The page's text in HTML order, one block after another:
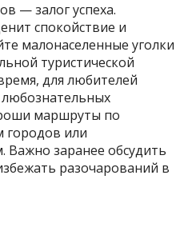
— залог успеха.
спокойствие и
малонаселенные уголки
туристической
для любителей
маршруты по
городов или
заранее обсудить
разочарований в